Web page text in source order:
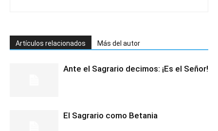
Artículos relacionados Más del autor
Ante el Sagrario decimos: ¡Es el Señor!
El Sagrario como Betania